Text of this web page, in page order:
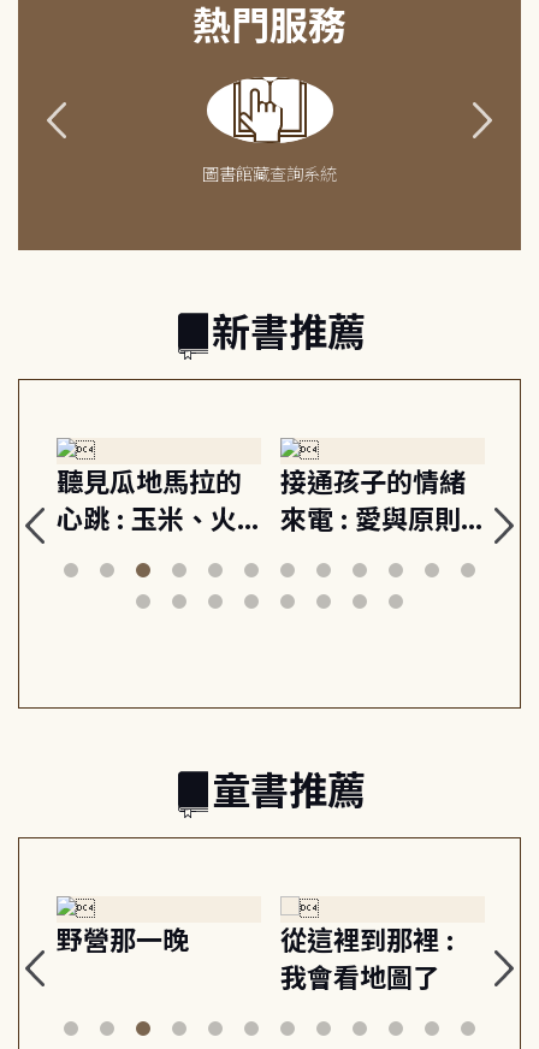
熱門服務
圖書館藏查詢系統
新書推薦
聽見瓜地馬拉的
心跳 : 玉米、火
山與信仰, 外交官
筆下的現代馬雅
接通孩子的情緒
來電 : 愛與原則,
建立教養的安定
節奏 22個行動練
關
童書推薦
野營那一晚
從這裡到那裡 :
我會看地圖了
美